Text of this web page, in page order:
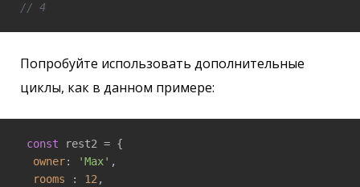
// 4
Попробуйте использовать дополнительные
циклы, как в данном примере:
const rest2 = {
owner: 'Max' ,
rooms : 12 ,